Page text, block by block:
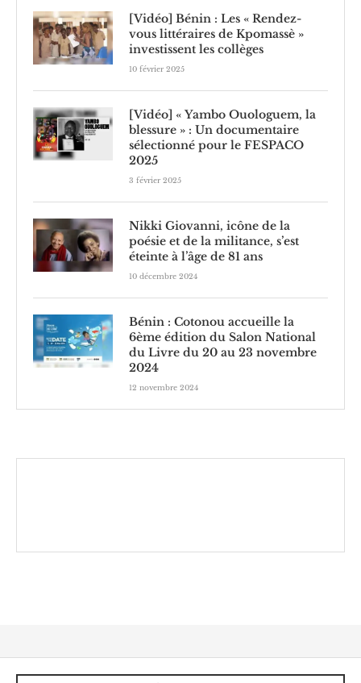
[Vidéo] Bénin : Les « Rendez-
vous littéraires de Kpomassè »
investissent les collèges
10 février 2025
[Vidéo] « Yambo Ouologuem, la
blessure » : Un documentaire
sélectionné pour le FESPACO
2025
3 février 2025
Nikki Giovanni, icône de la
poésie et de la militance, s’est
éteinte à l’âge de 81 ans
10 décembre 2024
Bénin : Cotonou accueille la
6ème édition du Salon National
du Livre du 20 au 23 novembre
2024
12 novembre 2024